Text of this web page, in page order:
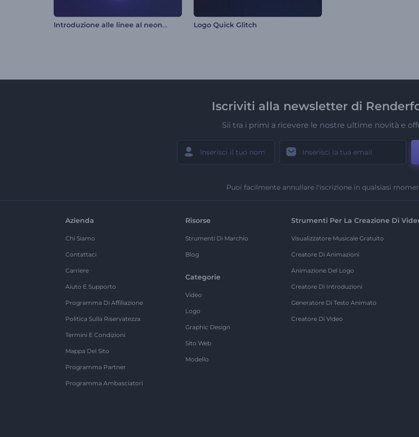
Introduzione alle linee al neon vorticose Logo Quick Glitch
Iscriviti alla newsletter di
Sii tra i primi a ricevere le nostre ultime novità e
Puoi facilmente annullare l'iscrizione in qualsiasi
Azienda
Chi Siamo
Contattaci
Carriere
Aiuto E Supporto
Programma Di Affiliazione
Politica Sulla Riservatezza
Termini E Condizioni
Mappa Del Sito
Programma Partner
Programma Ambasciatori
Risorse
Strumenti Di Marchio
Blog
Categorie
Video
Logo
Graphic Design
Sito Web
Modello
Strumenti Per La Creazione Di
Visualizzatore Musicale Gratuito
Creatore Di Animazioni
Animazione Del Logo
Creatore Di Introduzioni
Generatore Di Testo Animato
Creatore Di Video